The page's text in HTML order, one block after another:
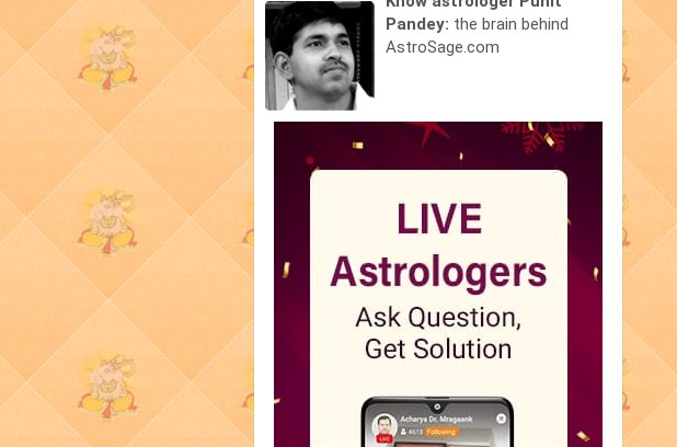
Pandey: the brain behind
AstroSage.com